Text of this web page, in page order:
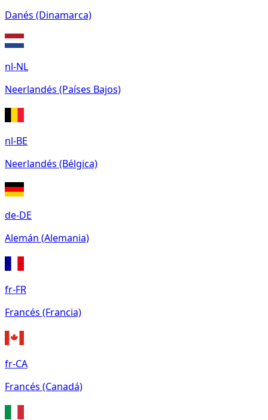
Danés (Dinamarca)
nl-NL
Neerlandés (Países Bajos)
nl-BE
Neerlandés (Bélgica)
de-DE
Alemán (Alemania)
fr-FR
Francés (Francia)
fr-CA
Francés (Canadá)